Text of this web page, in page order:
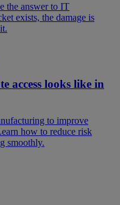
the answer to IT
exists, the damage is
access looks like in
to improve
how to reduce risk
smoothly.